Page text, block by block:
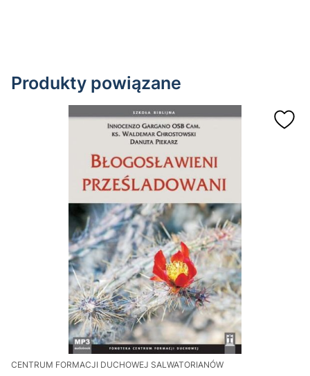
Produkty powiązane
CENTRUM FORMACJI DUCHOWEJ SALWATORIANÓW